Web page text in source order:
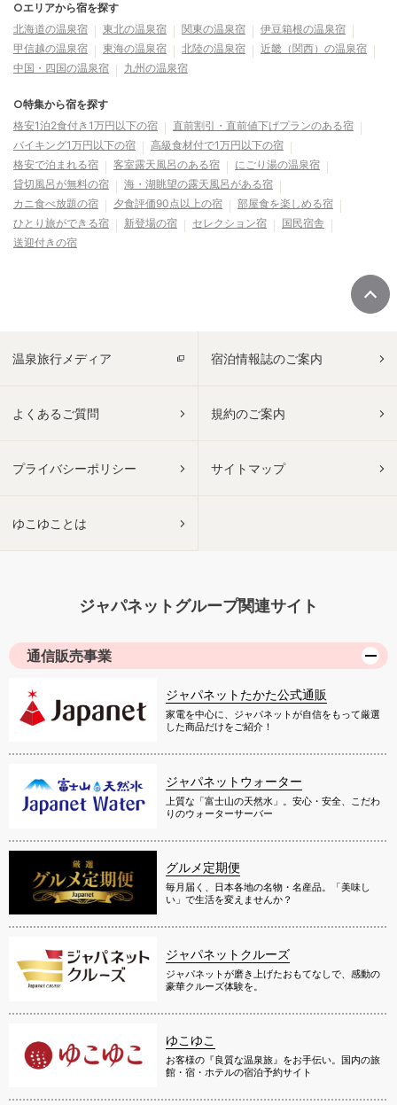
○エリアから宿を探す
北海道の温泉宿
東北の温泉宿 関東の温泉宿
伊豆箱根の温泉宿
甲信越の温泉宿
東海の温泉宿 北陸の温泉宿
近畿（関西）の温泉宿
中国・四国の温泉宿
九州の温泉宿
○特集から宿を探す
格安1泊2食付き1万円以下の宿
直前割引・直前値下げプランのある宿
バイキング1万円以下の宿
高級食材付で1万円以下の宿
格安で泊まれる宿
客室露天風呂のある宿
にごり湯の温泉宿
貸切風呂が無料の宿
海・湖眺望の露天風呂がある宿
カニ食べ放題の宿
夕食評価90点以上の宿
部屋食を楽しめる宿
ひとり旅ができる宿
新登場の宿 セレクション宿
国民宿舎
送迎付きの宿
温泉旅行メディア 宿泊情報誌のご案内
よくあるご質問 規約のご案内
プライバシーポリシー サイトマップ
ゆこゆことは
ジャパネットグループ関連サイト
通信販売事業
ジャパネットたかた公式通販
家電を中心に、ジャパネットが自信をもって厳選
した商品だけをご紹介！
ジャパネットウォーター
上質な「富士山の天然水」。安心・安全、こだわ
りのウォーターサーバー
グルメ定期便
毎月届く、日本各地の名物・名産品。「美味し
い」で生活を変えませんか？
ジャパネットクルーズ
ジャパネットが磨き上げたおもてなしで、感動の
豪華クルーズ体験を。
ゆこゆこ
お客様の『良質な温泉旅』をお手伝い。国内の旅
館・宿・ホテルの宿泊予約サイト